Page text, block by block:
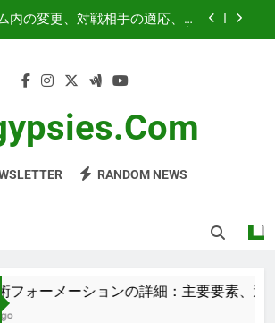
パー：シュートストッピング、
責任、状況認識
選手の相互作用、戦術の流れ
内の変更、対戦相手の適応、プ
パー：シュートストッピング、
ラン: 戦術目標、プレイヤーの
RANDOM NEWS
ーメーションの詳細：主要要素、選手の